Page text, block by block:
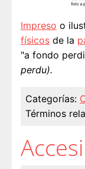
Impreso o
físicos de la
"a fondo
perdu).
Categorías:
Términos